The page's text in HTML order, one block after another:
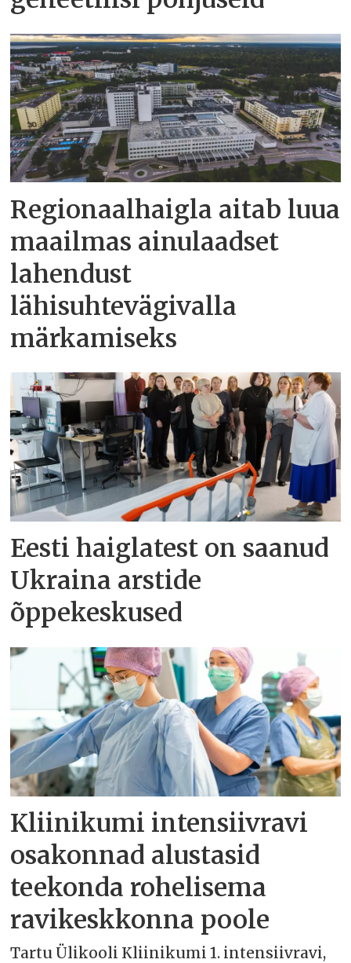
Regionaalhaigla aitab luua
maailmas ainulaadset
lahendust
lähisuhtevägivalla
märkamiseks
Eesti haiglatest on saanud
Ukraina arstide
õppekeskused
Kliinikumi intensiivravi
osakonnad alustasid
teekonda rohelisema
ravikeskkonna poole
Tartu Ülikooli Kliinikumi 1. intensiivravi,